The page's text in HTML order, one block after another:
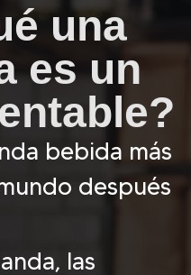
una
es un
bebida más
después
las